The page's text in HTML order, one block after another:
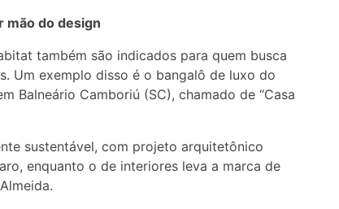
mão do design
também são indicados para quem busca
Um exemplo disso é o bangalô de luxo do
Balneário Camboriú (SC), chamado de “Casa
sustentável, com projeto arquitetônico
enquanto o de interiores leva a marca de